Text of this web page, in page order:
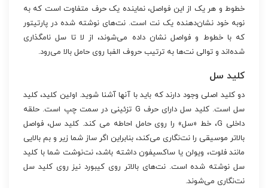
خطوط و هر یک از این فواصل، نماینده یک حرف متفاوت است که به
نوبه خود نشان‌دهنده یک نت است. نت‌های نوشته شده در پارتیتور
که با خطوط و فواصل نشان داده می‌شوند، از لا تا سل نامگذاری
شده‌اند و توالی نت‌ها به ترتیب حروف الفبا روی حامل بالا می‌رود.
کلید سل
دو کلید اصلی وجود دارند که باید با آنها آشنا شوید. اولین کلید، کلید
سل است. کلید سل دارای حرف G تزئینی در سمت چپ است. حلقه
داخلی G، خط «سل» را روی حامل احاطه می کند. کلید سل، فواصل
بالاتر موسیقی را نت‌نگاری می‌کند، بنابراین اگر ساز شما زیر و بم بالایی
مانند فلوت، ویولن یا ساکسیفون داشته باشد، نت‌نوشت شما با کلید
سل نوشته شده است. نت‌های بالاتر روی کیبورد نیز روی کلید سل
نت‌نگاری می‌شوند.